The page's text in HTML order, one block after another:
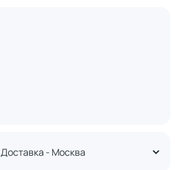
Доставка - Москва